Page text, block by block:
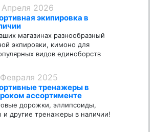
2026
экипировка в
магазинах разнообразный
экпировки, кимоно для
видов единоборств
2025
тренажеры в
ассортименте
дорожки, эллипсоиды,
и другие тренажеры в наличии!